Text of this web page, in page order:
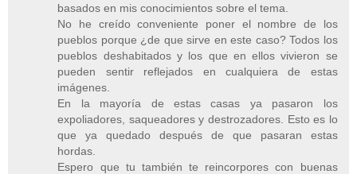
basados en mis conocimientos sobre el tema.
No he creído conveniente poner el nombre de los
pueblos porque ¿de que sirve en este caso? Todos los
pueblos deshabitados y los que en ellos vivieron se
pueden sentir reflejados en cualquiera de estas
imágenes.
En la mayoría de estas casas ya pasaron los
expoliadores, saqueadores y destrozadores. Esto es lo
que ya quedado después de que pasaran estas
hordas.
Espero que tu también te reincorpores con buenas